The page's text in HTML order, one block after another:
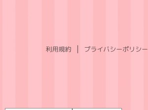
利用規約 プライバシーポリシー